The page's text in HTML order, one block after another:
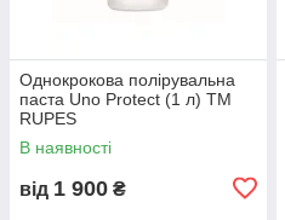
Однокрокова полірувальна
паста Uno Protect (1 л) ТМ
RUPES
В наявності
від 1 900 ₴